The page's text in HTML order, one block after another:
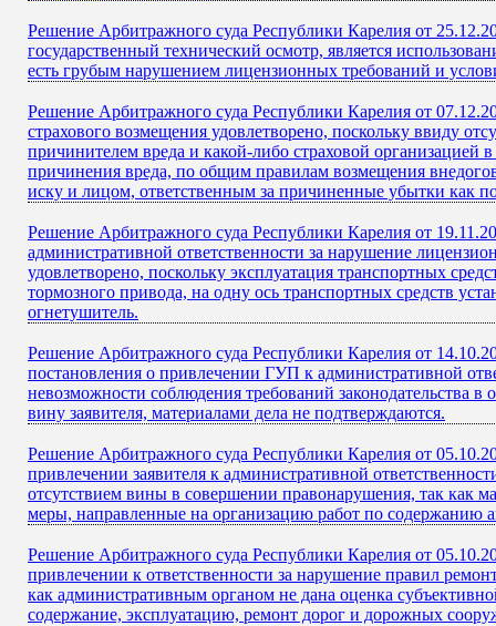
Решение Арбитражного суда Республики Карелия от
государственный технический осмотр, является
есть грубым нарушением лицензионных требований и
Решение Арбитражного суда Республики Карелия от
страхового возмещения удовлетворено, поскольку ввиду
причинителем вреда и какой-либо страховой
причинения вреда, по общим правилам возмещения
иску и лицом, ответственным за причиненные убытки как
Решение Арбитражного суда Республики Карелия от
административной ответственности за нарушение
удовлетворено, поскольку эксплуатация транспортных
тормозного привода, на одну ось транспортных средств
огнетушитель.
Решение Арбитражного суда Республики Карелия от
постановления о привлечении ГУП к административной
невозможности соблюдения требований законодательства
вину заявителя, материалами дела не подтверждаются.
Решение Арбитражного суда Республики Карелия от
привлечении заявителя к административной
отсутствием вины в совершении правонарушения, так как
меры, направленные на организацию работ по содержанию
Решение Арбитражного суда Республики Карелия от
привлечении к ответственности за нарушение правил
как административным органом не дана оценка
содержание, эксплуатацию, ремонт дорог и дорожных